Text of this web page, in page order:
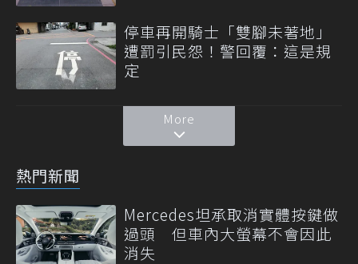
停車再開騎士「雙腳未著地」
遭罰引民怨！警回覆：這是規
定
More
熱門新聞
Mercedes坦承取消實體按鍵做
過頭 但車內大螢幕不會因此
消失